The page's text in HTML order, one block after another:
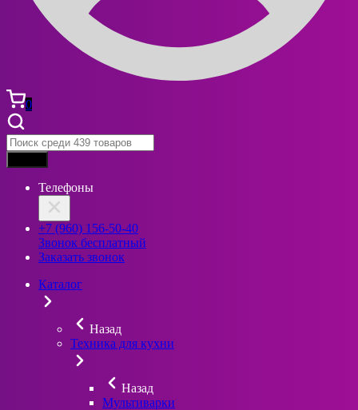
0
Телефоны
+7 (960) 156-50-40
Звонок бесплатный
Заказать звонок
Каталог
Назад
Техника для кухни
Назад
Мультиварки